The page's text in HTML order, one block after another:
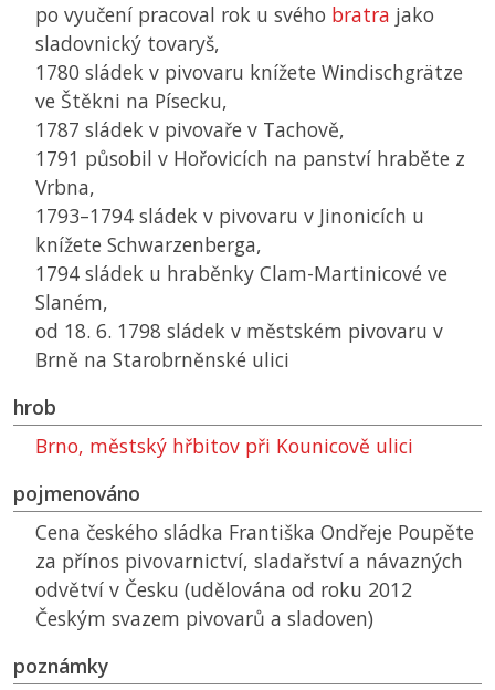
po vyučení pracoval rok u svého bratra jako
sladovnický tovaryš,
1780 sládek v pivovaru knížete Windischgrätze
ve Štěkni na Písecku,
1787 sládek v pivovaře v Tachově,
1791 působil v Hořovicích na panství hraběte z
Vrbna,
1793–1794 sládek v pivovaru v Jinonicích u
knížete Schwarzenberga,
1794 sládek u hraběnky Clam-Martinicové ve
Slaném,
od 18. 6. 1798 sládek v městském pivovaru v
Brně na Starobrněnské ulici
hrob
Brno, městský hřbitov při Kounicově ulici
pojmenováno
Cena českého sládka Františka Ondřeje Poupěte
za přínos pivovarnictví, sladařství a návazných
odvětví v Česku (udělována od roku 2012
Českým svazem pivovarů a sladoven)
poznámky